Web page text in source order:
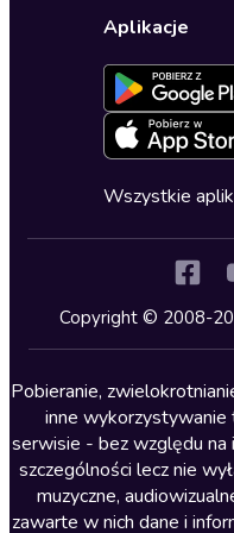
Dla młodzieży
Kryminały
Lektury szkolne
Literatura anglojęzyczna
Literatura faktu
Literatura obyczajowa
Literatura piękna obca
Ustawienia
Formularz
Deklaracja
Oferta dla firm
Dołącz do
Blog
Zapowiedzi
Cykle
Aplikacje
Wszystkie
Copyright © 2008-
Pobieranie,
inne wykorzystywanie
serwisie - bez względu na
szczególności lecz nie
muzyczne,
zawarte w nich dane i